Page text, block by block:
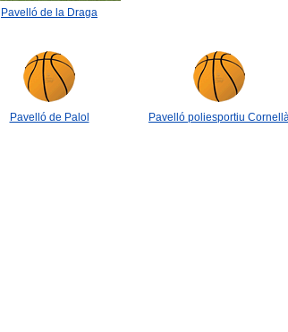
Pavelló de la Draga
Pavelló de Palol Pavelló poliesportiu Cornellà
🐟
🐟